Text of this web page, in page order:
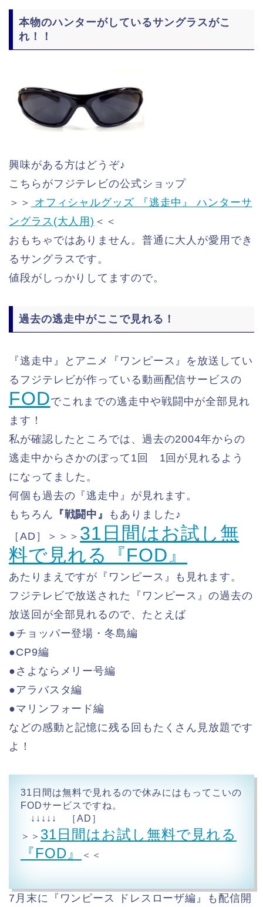
本物のハンターがしているサングラスがこ
れ！！
興味がある方はどうぞ♪
こちらがフジテレビの公式ショップ
＞＞ オフィシャルグッズ 『逃走中』 ハンターサ
ングラス(大人用) ＜＜
おもちゃではありません。普通に大人が愛用でき
るサングラスです。
値段がしっかりしてますので。
過去の逃走中がここで見れる！
『逃走中』とアニメ『ワンピース』を放送してい
るフジテレビが作っている動画配信サービスの
FODでこれまでの逃走中や戦闘中が全部見れ
ます！
私が確認したところでは、過去の2004年からの
逃走中からさかのぼって1回 1回が見れるよう
になってました。
何個も過去の『逃走中』が見れます。
もちろん 『戦闘中』
もありました♪
［AD］＞＞＞ 31日間はお試し無
料で見れる『FOD』
あたりまえですが『ワンピース』も見れます。
フジテレビで放送された『ワンピース』の過去の
放送回が全部見れるので、たとえば
●チョッパー登場・冬島編
●CP9編
●さよならメリー号編
●アラバスタ編
●マリンフォード編
などの感動と記憶に残る回もたくさん見放題です
よ！
31日間は無料で見れるので休みにはもってこいの
FODサービスですね。
↓↓↓↓↓ ［AD］
＞＞ 31日間はお試し無料で見れる
『FOD』
＜＜
7月末に『ワンピース ドレスローザ編』も配信開